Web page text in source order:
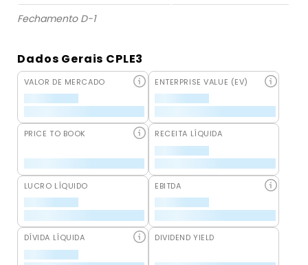
Fechamento D-1
Dados Gerais CPLE3
VALOR DE MERCADO ENTERPRISE VALUE (EV)
PRICE TO BOOK RECEITA LÍQUIDA
LUCRO LÍQUIDO EBITDA
DÍVIDA LÍQUIDA DIVIDEND YIELD